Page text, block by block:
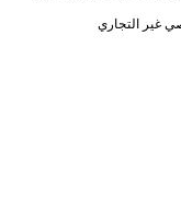
غير التجاري